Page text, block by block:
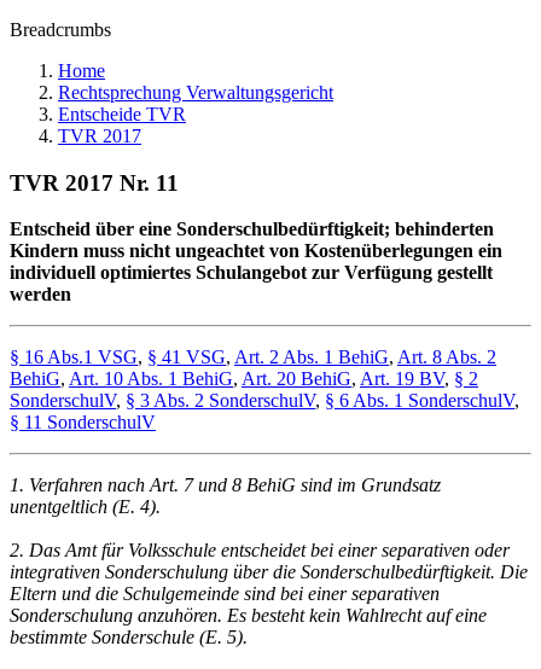
Breadcrumbs
Home
Rechtsprechung Verwaltungsgericht
Entscheide TVR
TVR 2017
TVR 2017 Nr. 11
Entscheid über eine Sonderschulbedürftigkeit; behinderten
Kindern muss nicht ungeachtet von Kostenüberlegungen ein
individuell optimiertes Schulangebot zur Verfügung gestellt
werden
§ 16 Abs.1 VSG, § 41 VSG, Art. 2 Abs. 1 BehiG, Art. 8 Abs. 2
BehiG, Art. 10 Abs. 1 BehiG, Art. 20 BehiG, Art. 19 BV, § 2
SonderschulV, § 3 Abs. 2 SonderschulV, § 6 Abs. 1 SonderschulV,
§ 11 SonderschulV
1. Verfahren nach Art. 7 und 8 BehiG sind im Grundsatz
unentgeltlich (E. 4).
2. Das Amt für Volksschule entscheidet bei einer separativen oder
integrativen Sonderschulung über die Sonderschulbedürftigkeit. Die
Eltern und die Schulgemeinde sind bei einer separativen
Sonderschulung anzuhören. Es besteht kein Wahlrecht auf eine
bestimmte Sonderschule (E. 5).